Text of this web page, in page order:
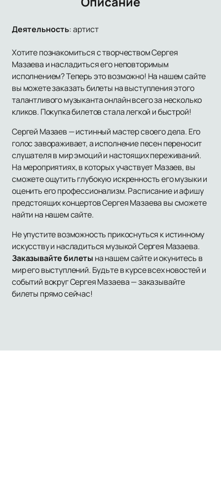
Деятельность:артист
Хотите познакомиться с творчеством Сергея
Мазаева и насладиться его неповторимым
исполнением? Теперь это возможно! На нашем сайте
вы можете заказать билеты на выступления этого
талантливого музыканта онлайн всего за несколько
кликов. Покупка билетов стала легкой и быстрой!
Сергей Мазаев — истинный мастер своего дела. Его
голос завораживает, а исполнение песен переносит
слушателя в мир эмоций и настоящих переживаний.
На мероприятиях, в которых участвует Мазаев, вы
сможете ощутить глубокую искренность его музыки и
оценить его профессионализм. Расписание и афишу
предстоящих концертов Сергея Мазаева вы сможете
найти на нашем сайте.
Не упустите возможность прикоснуться к истинному
искусству и насладиться музыкой Сергея Мазаева.
Заказывайте билеты на нашем сайте и окунитесь в
мир его выступлений. Будьте в курсе всех новостей и
событий вокруг Сергея Мазаева — заказывайте
билеты прямо сейчас!